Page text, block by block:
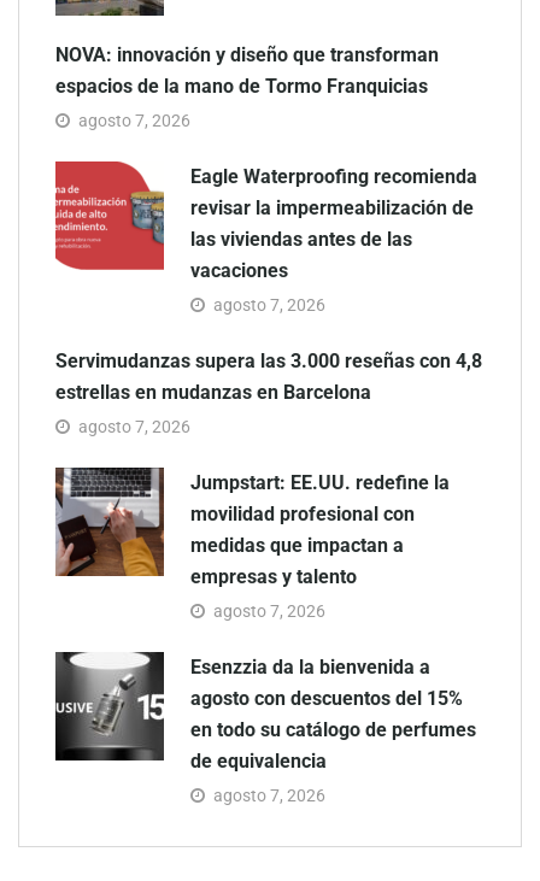
NOVA: innovación y diseño que transforman
espacios de la mano de Tormo Franquicias
agosto 7, 2026
Eagle Waterproofing recomienda
revisar la impermeabilización de
las viviendas antes de las
vacaciones
agosto 7, 2026
Servimudanzas supera las 3.000 reseñas con 4,8
estrellas en mudanzas en Barcelona
agosto 7, 2026
Jumpstart: EE.UU. redefine la
movilidad profesional con
medidas que impactan a
empresas y talento
agosto 7, 2026
Esenzzia da la bienvenida a
agosto con descuentos del 15%
en todo su catálogo de perfumes
de equivalencia
agosto 7, 2026